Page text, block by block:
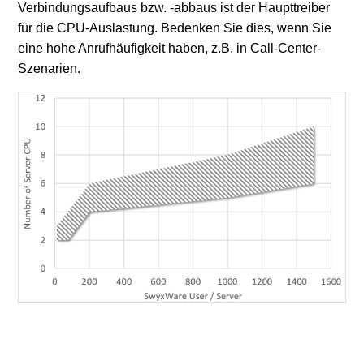
Verbindungsaufbaus bzw. -abbaus ist der Haupttreiber
für die CPU-Auslastung. Bedenken Sie dies, wenn Sie
eine hohe Anrufhäufigkeit haben, z.B. in Call-Center-
Szenarien.